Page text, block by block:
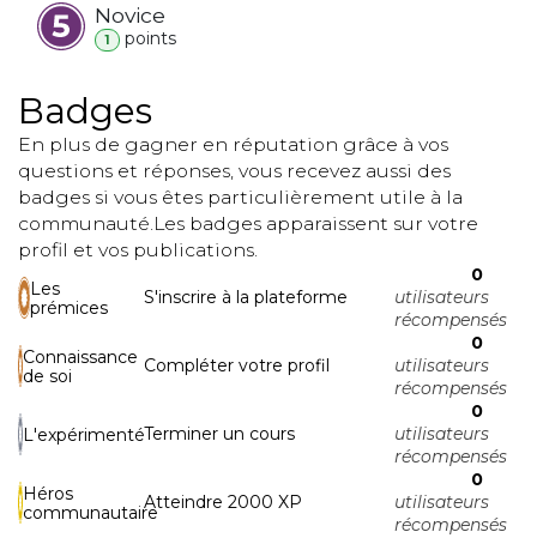
Novice
1 points
Badges
En plus de gagner en réputation grâce à vos
questions et réponses, vous recevez aussi des
badges si vous êtes particulièrement utile à la
communauté.Les badges apparaissent sur votre
profil et vos publications.
Les
prémices
S'inscrire à la plateforme
0
utilisateurs
récompensés
Connaissance
de soi
Compléter votre profil
0
utilisateurs
récompensés
L'expérimentéTerminer un cours
0
utilisateurs
récompensés
Héros
communautaireAtteindre 2000 XP
0
utilisateurs
récompensés